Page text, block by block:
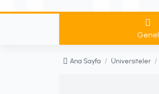
Genel
Ana Sayfa / Üniversiteler /